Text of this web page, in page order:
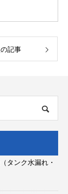
記事
タンク水漏れ・